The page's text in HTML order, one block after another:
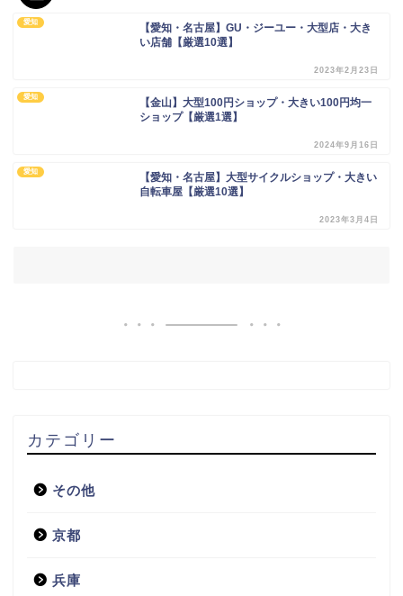
愛知
【愛知・名古屋】GU・ジーユー・大型店・大き
い店舗【厳選10選】
2023年2月23日
愛知
【金山】大型100円ショップ・大きい100円均一
ショップ【厳選1選】
2024年9月16日
愛知
【愛知・名古屋】大型サイクルショップ・大きい
自転車屋【厳選10選】
2023年3月4日
カテゴリー
その他
京都
兵庫